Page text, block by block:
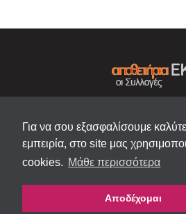
Για να σου εξασφαλίσουμε
εμπειρία, στο site μας
cookies. Μάθε περισσότερα
Αποδέχομαι